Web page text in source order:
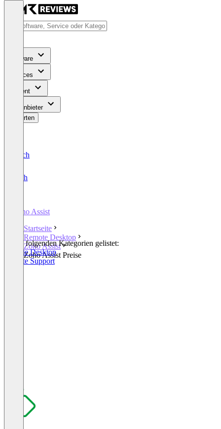
Software
Services
Content
Für Anbieter
Bewerten
Deutsch
English
Zoho Assist
Startseite
Remote Desktop
Zoho Assist
Zoho Assist Preise
In den folgenden Kategorien gelistet:
Remote Desktop
Remote Support